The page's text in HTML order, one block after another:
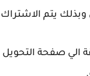
يتم
صفحة التحويل